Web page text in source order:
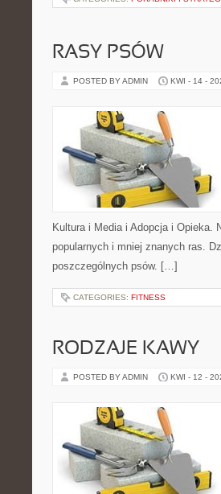
RASY PSÓW
POSTED BY ADMIN KWI - 14 -
Kultura i Media i Adopcja i Opieka.
popularnych i mniej znanych ras.
poszczególnych psów. […]
CATEGORIES: FITNESS
RODZAJE KAWY
POSTED BY ADMIN KWI - 12 -